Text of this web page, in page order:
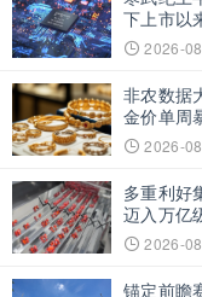
下上市以
2026-
非农数据
金价单周
2026-
多重利好
迈入万亿
2026-
锚定前瞻